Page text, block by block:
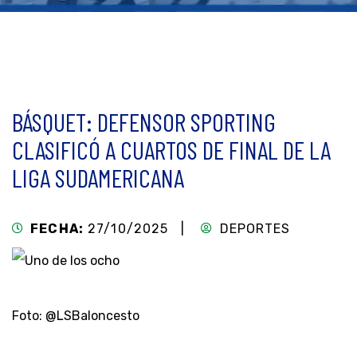
BÁSQUET: DEFENSOR SPORTING
CLASIFICÓ A CUARTOS DE FINAL DE LA
LIGA SUDAMERICANA
FECHA: 27/10/2025 | DEPORTES
Foto: @LSBaloncesto